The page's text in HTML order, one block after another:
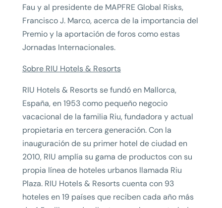
Fau y al presidente de MAPFRE Global Risks,
Francisco J. Marco, acerca de la importancia del
Premio y la aportación de foros como estas
Jornadas Internacionales.
Sobre RIU Hotels & Resorts
RIU Hotels & Resorts se fundó en Mallorca,
España, en 1953 como pequeño negocio
vacacional de la familia Riu, fundadora y actual
propietaria en tercera generación. Con la
inauguración de su primer hotel de ciudad en
2010, RIU amplía su gama de productos con su
propia línea de hoteles urbanos llamada Riu
Plaza. RIU Hotels & Resorts cuenta con 93
hoteles en 19 países que reciben cada año más